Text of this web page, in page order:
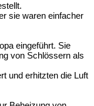
sie waren einfacher
eingeführt. Sie
von Schlössern als
und erhitzten die Luft